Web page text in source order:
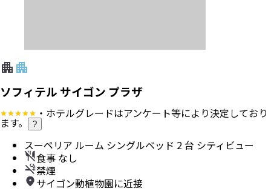
ソフィテル サイゴン プラザ
・ホテルグレードはアンケート等により決定しており
ます。 ?
スーペリア ルーム シングルベッド 2 台 シティビュー
食事 なし
禁煙
サイゴン動植物園に近接